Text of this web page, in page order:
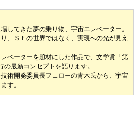
してきた夢の乗り物、宇宙エレベーター。
、ＳＦの世界ではなく、実現への光が見え
ベーターを題材にした作品で、文学賞「第
最新コンセプトを語ります。
術開発委員長フェローの青木氏から、宇宙
す。